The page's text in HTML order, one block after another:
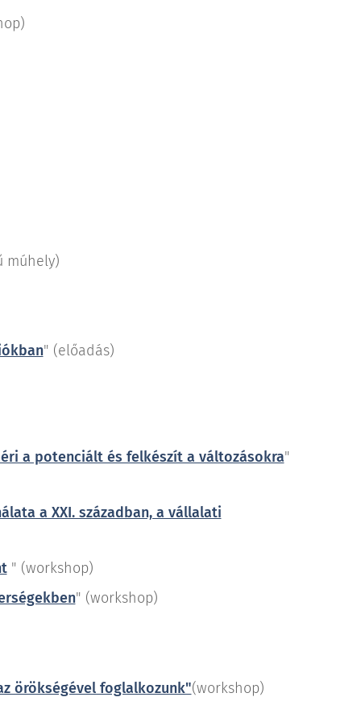
múhely)
" (előadás)
a potenciált és felkészít a változásokra"
a XXI. században, a vállalati
" (workshop)
" (workshop)
örökségével foglalkozunk"(workshop)